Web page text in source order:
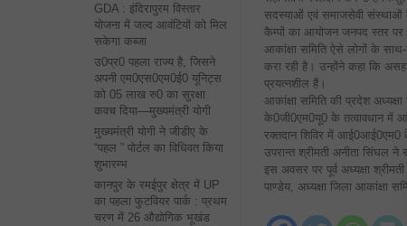
सदस्याओं एवं समाजसेवी संस्थाओं
कैम्पों का आयोजन जनपद स्तर पर
आकांक्षा समिति ऐसे लोगों के
करा रही है। उन्होंने कहा कि
प्रयत्नशील हैं।
आकांक्षा समिति की प्रदेश
के0जी0एम0यू0 के तत्वावधान में
रक्तदान शिविर में आई0आई0एम0
उपरान्त श्रीमती अनीता सिंघल ने
इस अवसर पर पूर्व अध्यक्षा श्रीमती
पाण्डेय, अध्यक्षा जिला आकांक्षा
GDA : इंदिरापुरम विस्तार
योजना में जल्द आवंटियों को मिल
सकेगा कब्जा
उ0प्र0 पहला राज्य है, जिसने
अपनी एम0एस0एम0ई0 यूनिट्स
को 05 लाख रु0 का सुरक्षा
कवच दिया—मुख्यमंत्री योगी
मुख्यमंत्री योगी ने जीडीए के
“पहल ” पोर्टल का विधिवत किया
शुभारम्भ
कानपुर के रमईपुर क्षेत्र में UP
का पहला फुटवियर पार्क : प्रथम
चरण में 26 औद्योगिक भूखंड